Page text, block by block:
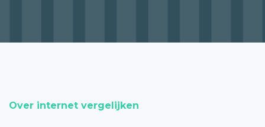
Over internet vergelijken